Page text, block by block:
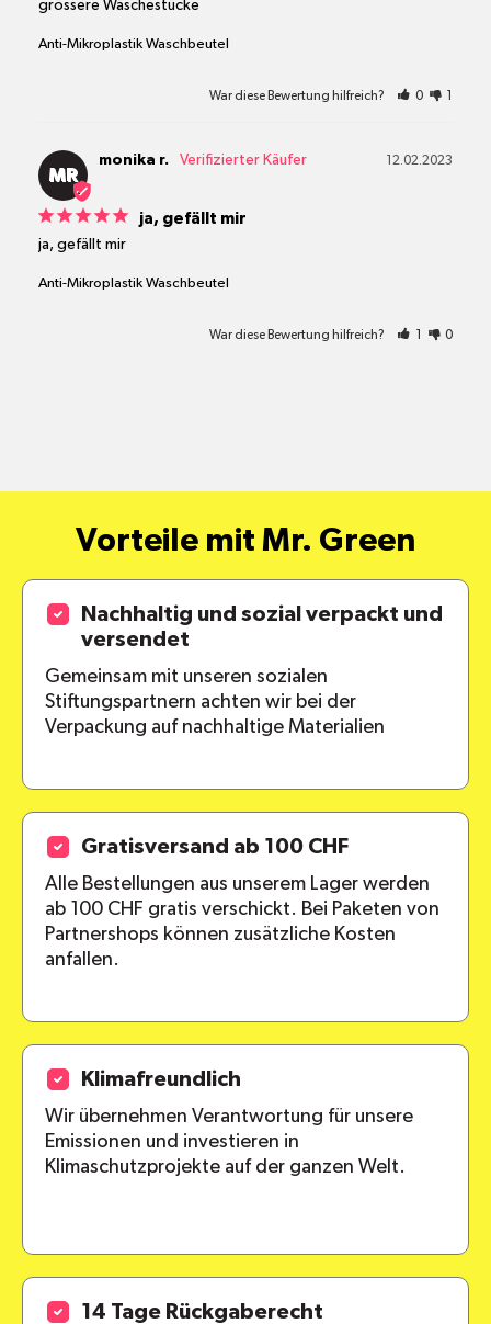
grössere Wäschestücke
Anti-Mikroplastik Waschbeutel
War diese Bewertung hilfreich? 0 1
MR
12.02.2023
monika r.
ja, gefällt mir
ja, gefällt mir
Anti-Mikroplastik Waschbeutel
War diese Bewertung hilfreich? 1 0
Vorteile mit Mr. Green
Nachhaltig und sozial verpackt und
versendet
Gemeinsam mit unseren sozialen
Stiftungspartnern achten wir bei der
Verpackung auf nachhaltige Materialien
Gratisversand ab 100 CHF
Alle Bestellungen aus unserem Lager werden
ab 100 CHF gratis verschickt. Bei Paketen von
Partnershops können zusätzliche Kosten
anfallen.
Klimafreundlich
Wir übernehmen Verantwortung für unsere
Emissionen und investieren in
Klimaschutzprojekte auf der ganzen Welt.
14 Tage Rückgaberecht